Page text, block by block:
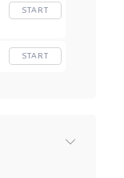
START
START